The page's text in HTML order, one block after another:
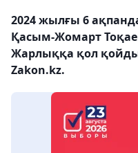
2024 жылғы 6
Қасым-Жомарт
Жарлыққа қол
Zakon.kz.